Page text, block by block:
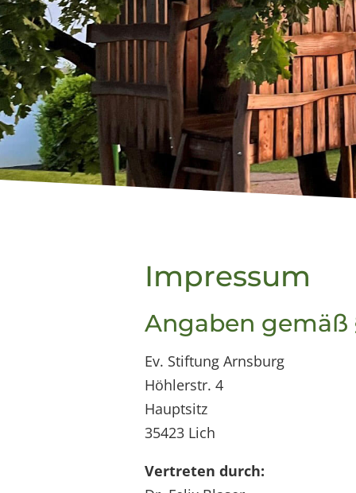
Impressum
Angaben gemäß
Ev. Stiftung Arnsburg
Höhlerstr. 4
Hauptsitz
35423 Lich
Vertreten durch: